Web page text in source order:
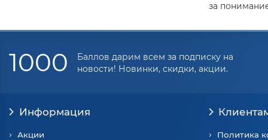
за
1000
Баллов дарим всем за подписку на
новости! Новинки, скидки, акции.
Информация
Акции
Политика